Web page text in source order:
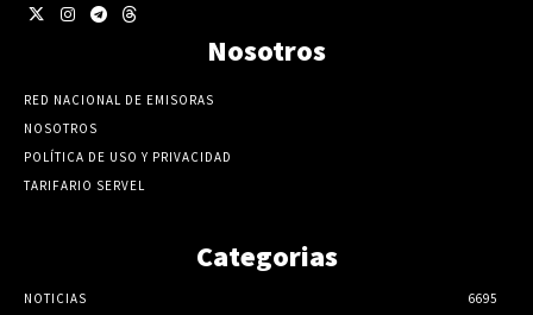
Nosotros
RED NACIONAL DE EMISORAS
NOSOTROS
POLÍTICA DE USO Y PRIVACIDAD
TARIFARIO SERVEL
Categorias
NOTICIAS
6695